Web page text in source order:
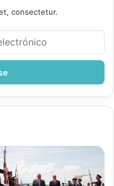
consectetur.